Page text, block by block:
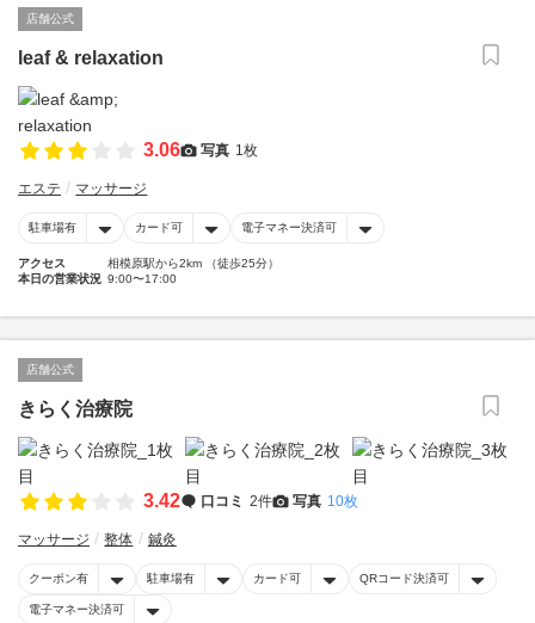
店舗公式
leaf & relaxation
3.06 写真 1枚
エステ マッサージ
駐車場有 カード可 電子マネー決済可
アクセス
相模原駅から2km （徒歩25分）
本日の営業状況 9:00〜17:00
店舗公式
きらく治療院
3.42 口コミ 2件 写真 10枚
マッサージ 整体 鍼灸
クーポン有 駐車場有 カード可 QRコード決済可
電子マネー決済可